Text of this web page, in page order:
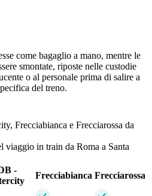
come bagaglio a mano, mentre le
smontate, riposte nelle custodie
o al personale prima di salire a
del treno.
Frecciabianca e Frecciarossa da
viaggio in train da Roma a Santa
-
Frecciabianca Frecciarossa